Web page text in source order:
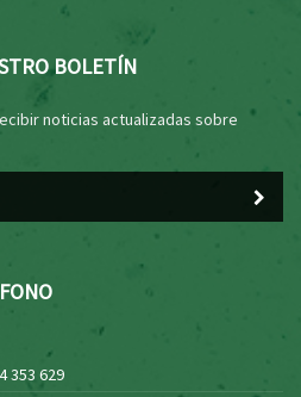
BOLETÍN
noticias actualizadas sobre
353 629